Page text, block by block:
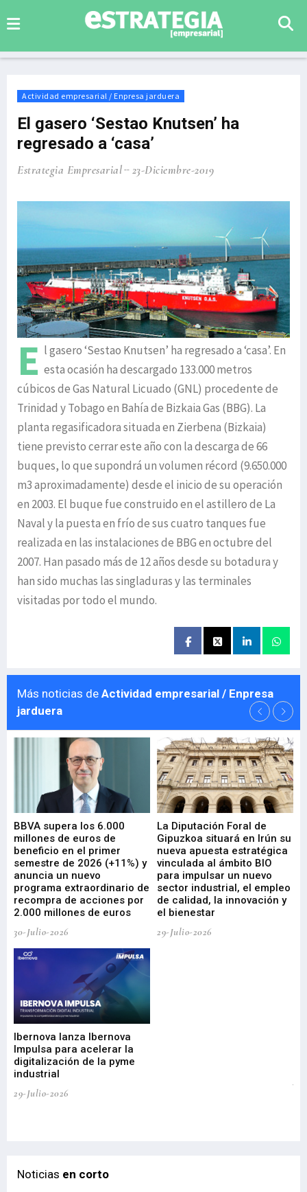
Actividad empresarial / Enpresa jarduera
El gasero ‘Sestao Knutsen’ ha
regresado a ‘casa’
Estrategia Empresarial 23-Diciembre-2019
E l gasero ‘Sestao Knutsen’ ha regresado a ‘casa’. En
esta ocasión ha descargado 133.000 metros
cúbicos de Gas Natural Licuado (GNL) procedente de
Trinidad y Tobago en Bahía de Bizkaia Gas (BBG). La
planta regasificadora situada en Zierbena (Bizkaia)
tiene previsto cerrar este año con la descarga de 66
buques, lo que supondrá un volumen récord (9.650.000
m3 aproximadamente) desde el inicio de su operación
en 2003. El buque fue construido en el astillero de La
Naval y la puesta en frío de sus cuatro tanques fue
realizada en las instalaciones de BBG en octubre del
2007. Han pasado más de 12 años desde su botadura y
han sido muchas las singladuras y las terminales
visitadas por todo el mundo.
Más noticias de Actividad empresarial / Enpresa
jarduera
BBVA supera los 6.000
millones de euros de
beneficio en el primer
semestre de 2026 (+11%) y
anuncia un nuevo
programa extraordinario de
recompra de acciones por
2.000 millones de euros
30-Julio-2026
La Diputación Foral de
Gipuzkoa situará en Irún su
nueva apuesta estratégica
vinculada al ámbito BIO
para impulsar un nuevo
sector industrial, el empleo
de calidad, la innovación y
el bienestar
29-Julio-2026
Ibernova lanza Ibernova
Impulsa para acelerar la
digitalización de la pyme
industrial
29-Julio-2026
Noticias en corto